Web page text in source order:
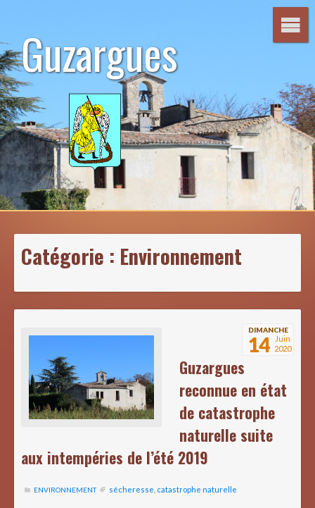
contenuGuzargues
Catégorie : Environnement
DIMANCHE
14
Juin
2020
Guzargues
reconnue en état
de catastrophe
naturelle suite
aux intempéries de l’été 2019
ENVIRONNEMENT sécheresse catastrophe naturelle